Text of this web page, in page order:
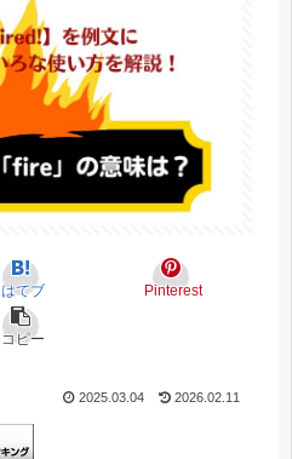
はてブ Pinterest
コピー
2025.03.04 2026.02.11